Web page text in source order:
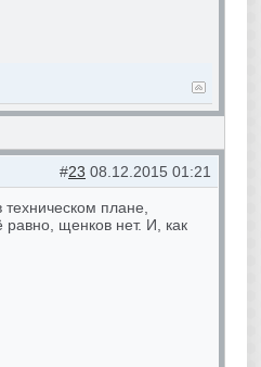
#23 08.12.2015 01:21
плане,
щенков нет. И, как